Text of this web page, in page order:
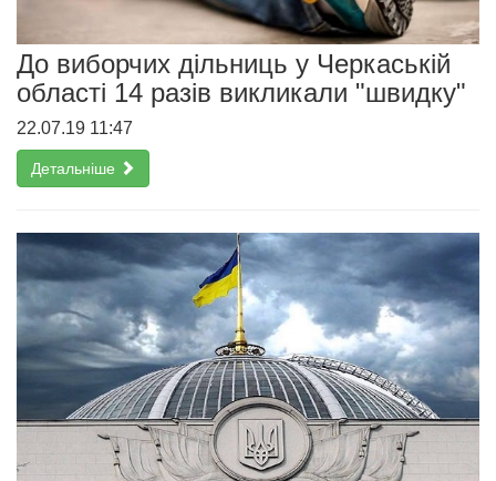
До виборчих дільниць у Черкаській
області 14 разів викликали "швидку"
22.07.19 11:47
Детальніше